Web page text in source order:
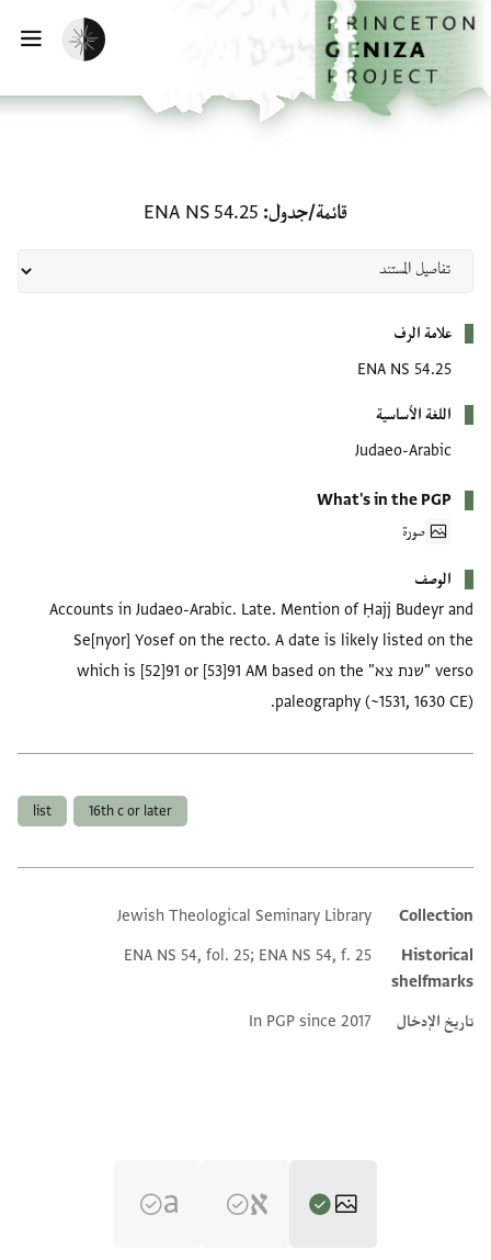
إلى المحتوى الرئيسي
الرئيسية
تفعيل الوضع المظلم
قائمة/جدول ENA NS 54.25
علامة الرف
ENA NS 54.25
اللغة الأساسية
Judaeo-Arabic
What's in the PGP
صورة
الوصف
Accounts in Judaeo-Arabic. Late. Mention of Ḥajj Budeyr and
Se[nyor] Yosef on the recto. A date is likely listed on the
verso "שנת צא" which is [52]91 or [53]91 AM based on the
paleography (~1531, 1630 CE).
16th c or later
list
Additional metadata
Collection
Jewish Theological Seminary Library
Historical
shelfmarks
ENA NS 54, fol. 25; ENA NS 54, f. 25
تاريخ الإدخال In PGP since 2017